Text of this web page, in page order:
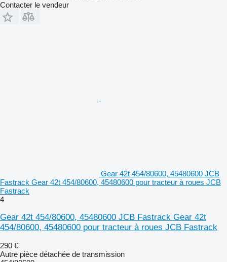
Contacter le vendeur
Gear 42t 454/80600, 45480600 JCB
Fastrack Gear 42t 454/80600, 45480600 pour tracteur à roues JCB
Fastrack
4
Gear 42t 454/80600, 45480600 JCB Fastrack Gear 42t
454/80600, 45480600 pour tracteur à roues JCB Fastrack
290 €
Autre pièce détachée de transmission